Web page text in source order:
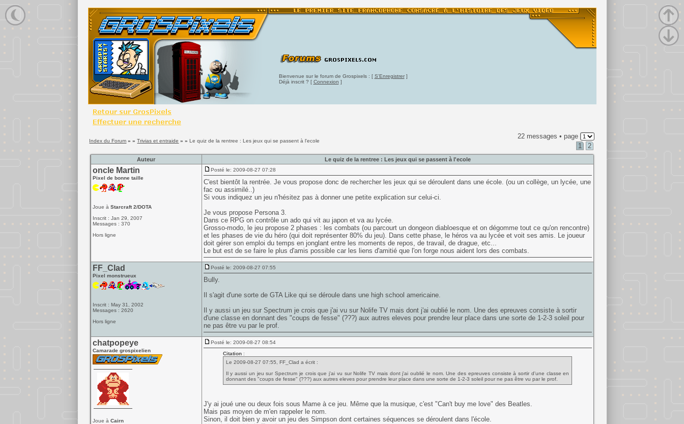
Bienvenue sur le forum de Grospixels : [ S'Enregistrer]
Déjà inscrit ? [ Connexion ]
Index du Forum » »Trivias et entraide » »Le quiz de la rentree : Les jeux qui se passent à l'ecole
22 messages • page
1
2
Auteur Le quiz de la rentree : Les jeux qui se passent à l'ecole
oncle Martin
Pixel de bonne taille
Joue à Starcraft 2/DOTA
Inscrit : Jan 29, 2007
Messages : 370
Hors ligne
Posté le: 2009-08-27 07:28
C'est bientôt la rentrée. Je vous propose donc de rechercher les jeux qui se déroulent dans une école. (ou un collège, un lycée, une
fac ou assimilé..)
Si vous indiquez un jeu n'hésitez pas à donner une petite explication sur celui-ci.
Je vous propose Persona 3.
Dans ce RPG on contrôle un ado qui vit au japon et va au lycée.
Grosso-modo, le jeu propose 2 phases : les combats (ou parcourt un dongeon diabloesque et on dégomme tout ce qu'on rencontre)
et les phases de vie du héro (qui doit représenter 80% du jeu). Dans cette phase, le héros va au lycée et voit ses amis. Le joueur
doit gérer son emploi du temps en jonglant entre les moments de repos, de travail, de drague, etc...
Le but est de se faire le plus d'amis possible car les liens d'amitié que l'on forge nous aident lors des combats.
FF_Clad
Pixel monstrueux
Inscrit : May 31, 2002
Messages : 2620
Hors ligne
Posté le: 2009-08-27 07:55
Bully.
Il s'agit d'une sorte de GTA Like qui se déroule dans une high school americaine.
Il y aussi un jeu sur Spectrum je crois que j'ai vu sur Nolife TV mais dont j'ai oublié le nom. Une des epreuves consiste à sortir
d'une classe en donnant des "coups de fesse" (???) aux autres eleves pour prendre leur place dans une sorte de 1-2-3 soleil pour
ne pas être vu par le prof.
chatpopeye
Camarade grospixelien
Joue à Cairn
Posté le: 2009-08-27 08:54
Citation:
Le 2009-08-27 07:55, FF_Clad a écrit :
Il y aussi un jeu sur Spectrum je crois que j'ai vu sur Nolife TV mais dont j'ai oublié le nom. Une des epreuves consiste à sortir d'une classe en
donnant des "coups de fesse" (???) aux autres eleves pour prendre leur place dans une sorte de 1-2-3 soleil pour ne pas être vu par le prof.
J'y ai joué une ou deux fois sous Mame à ce jeu. Même que la musique, c'est "Can't buy me love" des Beatles.
Mais pas moyen de m'en rappeler le nom.
Sinon, il doit bien y avoir un jeu des Simpson dont certaines séquences se déroulent dans l'école.